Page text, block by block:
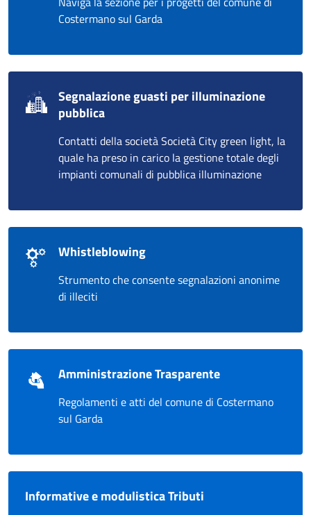
Costermano sul Garda
Segnalazione guasti per illuminazione
pubblica
Contatti della società Società City green light, la
quale ha preso in carico la gestione totale degli
impianti comunali di pubblica illuminazione
Whistleblowing
Strumento che consente segnalazioni anonime
di illeciti
Amministrazione Trasparente
Regolamenti e atti del comune di Costermano
sul Garda
Informative e modulistica Tributi